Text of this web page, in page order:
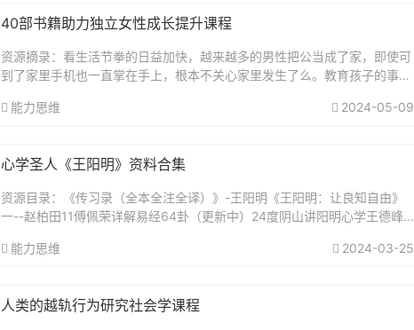
40部书籍助力独立女性成长提升课程
资源摘录：看生活节拳的日益加快，越来越多的男性把公当成了家，即使可
到了家里手机也一直掌在手上，根本不关心家里发生了么。教育孩子的事，
严...能力思维 2024-05-09
心学圣人《王阳明》资料合集
资源目录：《传习录（全本全注全译）》-王阳明《王阳明：让良知自由》
一--赵柏田11傅佩荣详解易经64卦（更新中）24度阴山讲阳明心学王德峰
能力思维
2024-03-25
人类的越轨行为研究社会学课程